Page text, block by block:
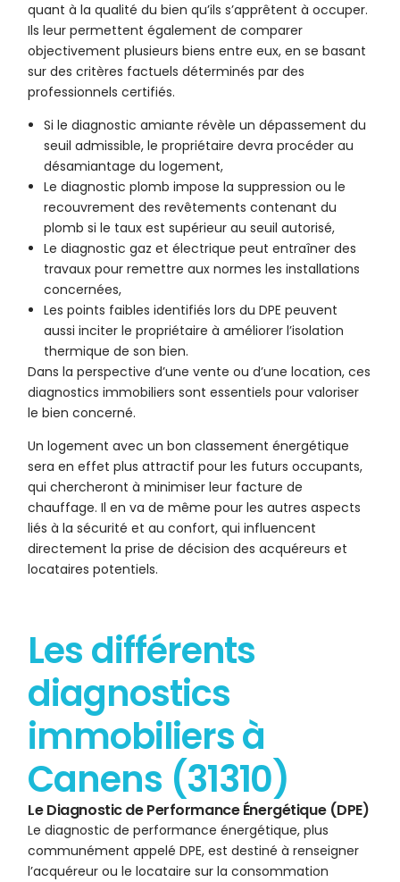
quant à la qualité du bien qu’ils s’apprêtent à occuper.
Ils leur permettent également de comparer
objectivement plusieurs biens entre eux, en se basant
sur des critères factuels déterminés par des
professionnels certifiés.
Si le diagnostic amiante révèle un dépassement du
seuil admissible, le propriétaire devra procéder au
désamiantage du logement,
Le diagnostic plomb impose la suppression ou le
recouvrement des revêtements contenant du
plomb si le taux est supérieur au seuil autorisé,
Le diagnostic gaz et électrique peut entraîner des
travaux pour remettre aux normes les installations
concernées,
Les points faibles identifiés lors du DPE peuvent
aussi inciter le propriétaire à améliorer l’isolation
thermique de son bien.
Dans la perspective d’une vente ou d’une location, ces
diagnostics immobiliers sont essentiels pour valoriser
le bien concerné.
Un logement avec un bon classement énergétique
sera en effet plus attractif pour les futurs occupants,
qui chercheront à minimiser leur facture de
chauffage. Il en va de même pour les autres aspects
liés à la sécurité et au confort, qui influencent
directement la prise de décision des acquéreurs et
locataires potentiels.
Les différents
diagnostics
immobiliers à
Canens (31310)
Le Diagnostic de Performance Énergétique (DPE)
Le diagnostic de performance énergétique, plus
communément appelé DPE, est destiné à renseigner
l’acquéreur ou le locataire sur la consommation